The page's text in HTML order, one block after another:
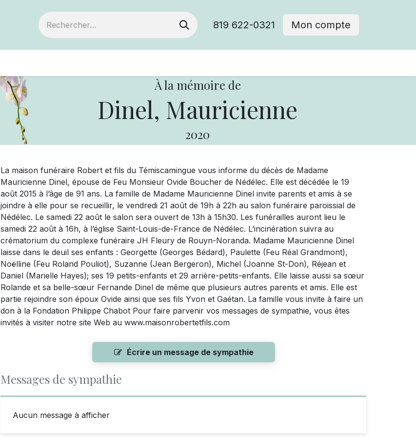
819 622-0321 Mon compte
À la mémoire de
Dinel, Mauricienne
2020
La maison funéraire Robert et fils du Témiscamingue vous informe du décès de Madame
Mauricienne Dinel, épouse de Feu Monsieur Ovide Boucher de Nédélec. Elle est décédée le 19
août 2015 à l’âge de 91 ans. La famille de Madame Mauricienne Dinel invite parents et amis à se
joindre à elle pour se recueillir, le vendredi 21 août de 19h à 22h au salon funéraire paroissial de
Nédélec. Le samedi 22 août le salon sera ouvert de 13h à 15h30. Les funérailles auront lieu le
samedi 22 août à 16h, à l’église Saint-Louis-de-France de Nédélec. L’incinération suivra au
crématorium du complexe funéraire JH Fleury de Rouyn-Noranda. Madame Mauricienne Dinel
laisse dans le deuil ses enfants : Georgette (Georges Bédard), Paulette (Feu Réal Grandmont),
Noëlline (Feu Roland Pouliot), Suzanne (Jean Bergeron), Michel (Joanne St-Don), Réjean et
Daniel (Marielle Hayes); ses 19 petits-enfants et 29 arrière-petits-enfants. Elle laisse aussi sa sœur
Rolande et sa belle-sœur Fernande Dinel de même que plusieurs autres parents et amis. Elle est
partie rejoindre son époux Ovide ainsi que ses fils Yvon et Gaétan. La famille vous invite à faire un
don à la Fondation Philippe Chabot Pour faire parvenir vos messages de sympathie, vous êtes
invités à visiter notre site Web au www.maisonrobertetfils.com
Écrire un message de sympathie
Messages de sympathie
Aucun message à afficher